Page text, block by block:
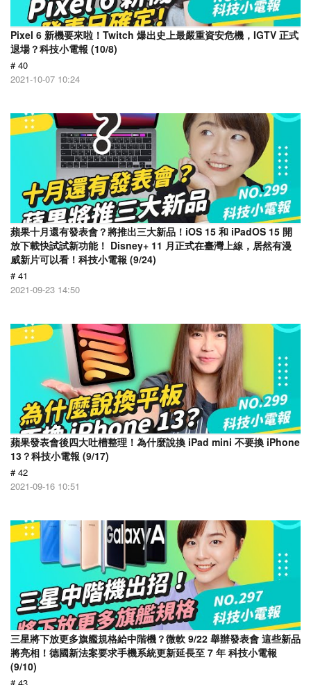
Pixel 6 新機要來啦！Twitch 爆出史上最嚴重資安危機，IGTV 正式
退場？科技小電報 (10/8)
# 40
2021-10-07 10:24
蘋果十月還有發表會？將推出三大新品！iOS 15 和 iPadOS 15 開
放下載快試試新功能！ Disney+ 11 月正式在臺灣上線，居然有漫
威新片可以看！科技小電報 (9/24)
# 41
2021-09-23 14:50
蘋果發表會後四大吐槽整理！為什麼說換 iPad mini 不要換 iPhone
13？科技小電報 (9/17)
# 42
2021-09-16 10:51
三星將下放更多旗艦規格給中階機？微軟 9/22 舉辦發表會 這些新品
將亮相！德國新法案要求手機系統更新延長至 7 年 科技小電報
(9/10)